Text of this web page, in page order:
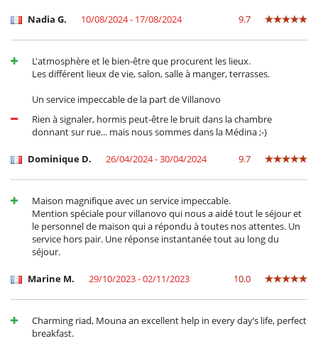
Nadia G. 10/08/2024 - 17/08/2024 9.7
L'atmosphère et le bien-être que procurent les lieux.
Les différent lieux de vie, salon, salle à manger, terrasses.
Un service impeccable de la part de Villanovo
Rien à signaler, hormis peut-être le bruit dans la chambre
donnant sur rue... mais nous sommes dans la Médina ;-)
Dominique D. 26/04/2024 - 30/04/2024 9.7
Maison magnifique avec un service impeccable.
Mention spéciale pour villanovo qui nous a aidé tout le séjour et
le personnel de maison qui a répondu à toutes nos attentes. Un
service hors pair. Une réponse instantanée tout au long du
séjour.
Marine M. 29/10/2023 - 02/11/2023 10.0
Charming riad, Mouna an excellent help in every day’s life, perfect
breakfast.